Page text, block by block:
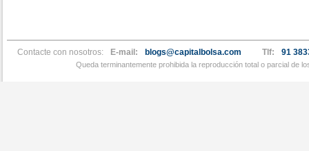
Contacte con nosotros: E-mail: blogs@capitalbolsa.com Tlf: 91
Queda terminantemente prohibida la reproducción total o parcial de